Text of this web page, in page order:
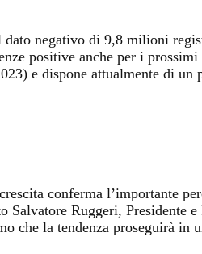
negativo di 9,8 milioni
positive anche per i
e dispone attualmente di un
conferma l’importante
Ruggeri, Presidente e
che la tendenza proseguirà in